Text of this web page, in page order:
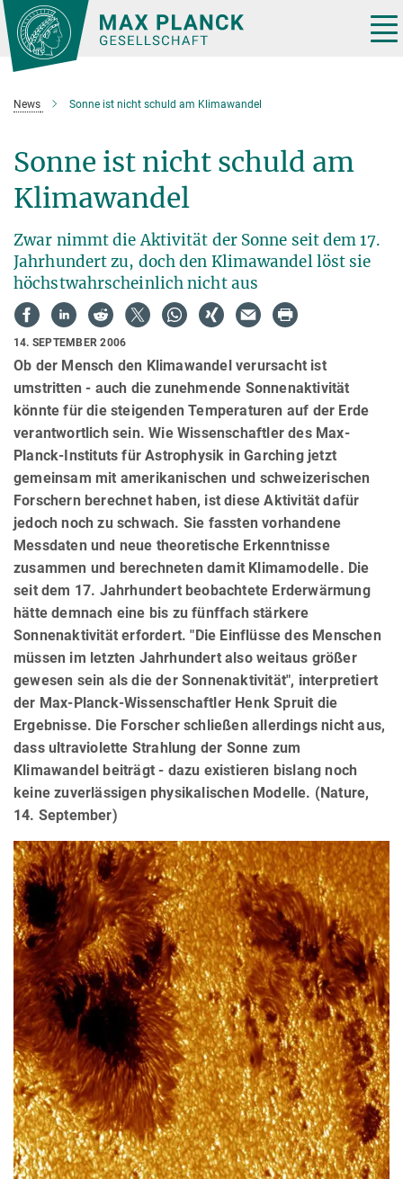
Hauptinhalt
News Sonne ist nicht schuld am Klimawandel
Sonne ist nicht schuld am
Klimawandel
Zwar nimmt die Aktivität der Sonne seit dem 17.
Jahrhundert zu, doch den Klimawandel löst sie
höchstwahrscheinlich nicht aus
14. SEPTEMBER 2006
Ob der Mensch den Klimawandel verursacht ist
umstritten - auch die zunehmende Sonnenaktivität
könnte für die steigenden Temperaturen auf der Erde
verantwortlich sein. Wie Wissenschaftler des Max-
Planck-Instituts für Astrophysik in Garching jetzt
gemeinsam mit amerikanischen und schweizerischen
Forschern berechnet haben, ist diese Aktivität dafür
jedoch noch zu schwach. Sie fassten vorhandene
Messdaten und neue theoretische Erkenntnisse
zusammen und berechneten damit Klimamodelle. Die
seit dem 17. Jahrhundert beobachtete Erderwärmung
hätte demnach eine bis zu fünffach stärkere
Sonnenaktivität erfordert. "Die Einflüsse des Menschen
müssen im letzten Jahrhundert also weitaus größer
gewesen sein als die der Sonnenaktivität", interpretiert
der Max-Planck-Wissenschaftler Henk Spruit die
Ergebnisse. Die Forscher schließen allerdings nicht aus,
dass ultraviolette Strahlung der Sonne zum
Klimawandel beiträgt - dazu existieren bislang noch
keine zuverlässigen physikalischen Modelle. (Nature,
14. September)